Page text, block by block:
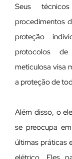
Seus
procedimentos
proteção
protocolos
meticulosa visa
a proteção de
Além disso, o
se preocupa
últimas práticas